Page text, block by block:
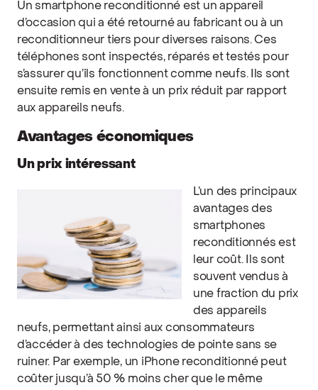
Un smartphone reconditionné est un appareil
d’occasion qui a été retourné au fabricant ou à un
reconditionneur tiers pour diverses raisons. Ces
téléphones sont inspectés, réparés et testés pour
s’assurer qu’ils fonctionnent comme neufs. Ils sont
ensuite remis en vente à un prix réduit par rapport
aux appareils neufs.
Avantages économiques
Un prix intéressant
L’un des principaux
avantages des
smartphones
reconditionnés est
leur coût. Ils sont
souvent vendus à
une fraction du prix
des appareils
neufs, permettant ainsi aux consommateurs
d’accéder à des technologies de pointe sans se
ruiner. Par exemple, un iPhone reconditionné peut
coûter jusqu’à 50 % moins cher que le même